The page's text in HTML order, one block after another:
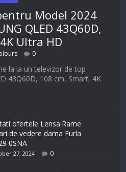
Model 2024
QLED 43Q60D,
Ultra HD
0
la la un televizor de top
43Q60D, 108 cm, Smart, 4K
ofertele Lensa.Rame
de vedere dama Furla
0SNA
27, 2024 0